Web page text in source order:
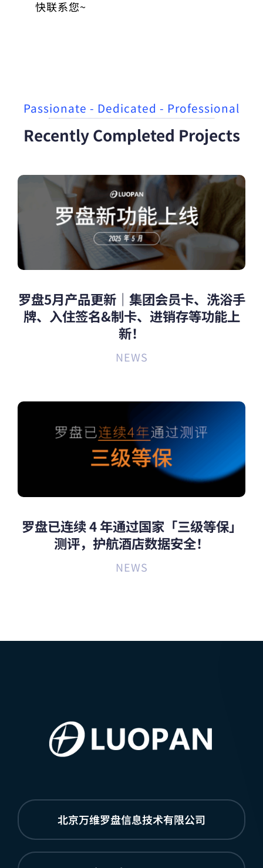
快联系您~
Passionate - Dedicated - Professional
Recently Completed Projects
罗盘5月产品更新｜集团会员卡、洗浴手
牌、入住签名&制卡、进销存等功能上
新！
NEWS
罗盘已连续 4 年通过国家「三级等保」
测评，护航酒店数据安全！
NEWS
北京万维罗盘信息技术有限公司